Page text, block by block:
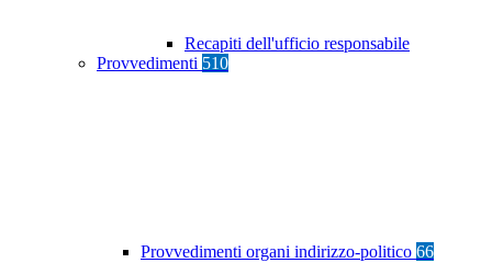
Recapiti dell'ufficio responsabile
Provvedimenti 510
Provvedimenti organi indirizzo-politico 66